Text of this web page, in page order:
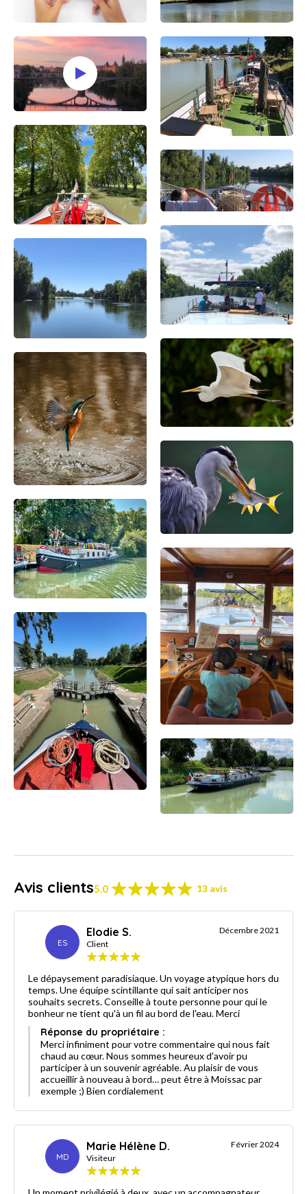
Avis clients5.0 13 avis
ES
Elodie S.
Client
Décembre 2021
Le dépaysement paradisiaque. Un voyage atypique hors du
temps. Une équipe scintillante qui sait anticiper nos
souhaits secrets. Conseille à toute personne pour qui le
bonheur ne tient qu'à un fil au bord de l'eau. Merci
Réponse du propriétaire :
Merci infiniment pour votre commentaire qui nous fait
chaud au cœur. Nous sommes heureux d'avoir pu
participer à un souvenir agréable. Au plaisir de vous
accueillir à nouveau à bord… peut être à Moissac par
exemple ;) Bien cordialement
MD
Marie Hélène D.
Visiteur
Février 2024